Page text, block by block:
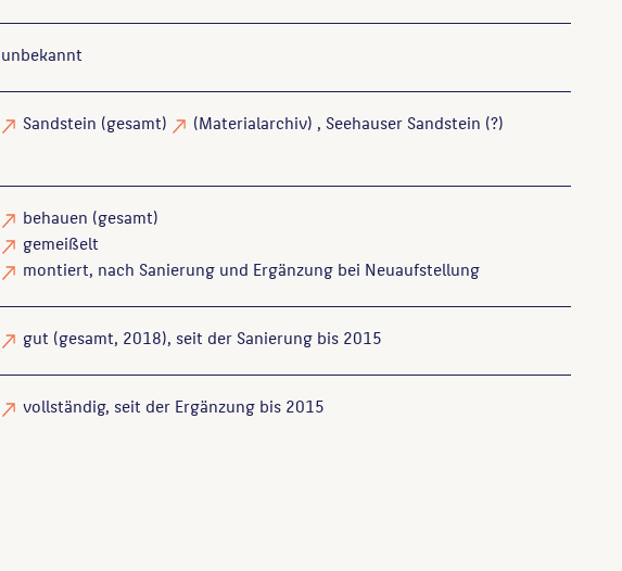
unbekannt
Sandstein (gesamt) (Materialarchiv) , Seehauser Sandstein (?)
behauen (gesamt)
gemeißelt
montiert, nach Sanierung und Ergänzung bei Neuaufstellung
gut (gesamt, 2018), seit der Sanierung bis 2015
vollständig, seit der Ergänzung bis 2015